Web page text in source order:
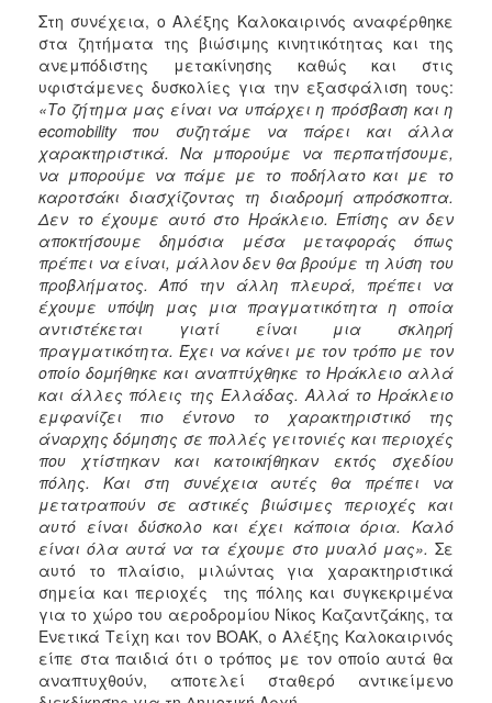
Στη συνέχεια, ο Αλέξης Καλοκαιρινός αναφέρθηκε
στα ζητήματα της βιώσιμης κινητικότητας και της
ανεμπόδιστης μετακίνησης καθώς και στις
υφιστάμενες δυσκολίες για την εξασφάλιση τους:
«Το ζήτημα μας είναι να υπάρχει η πρόσβαση και η
ecomobility που συζητάμε να πάρει και άλλα
χαρακτηριστικά. Να μπορούμε να περπατήσουμε,
να μπορούμε να πάμε με το ποδήλατο και με το
καροτσάκι διασχίζοντας τη διαδρομή απρόσκοπτα.
Δεν το έχουμε αυτό στο Ηράκλειο. Επίσης αν δεν
αποκτήσουμε δημόσια μέσα μεταφοράς όπως
πρέπει να είναι, μάλλον δεν θα βρούμε τη λύση του
προβλήματος. Από την άλλη πλευρά, πρέπει να
έχουμε υπόψη μας μια πραγματικότητα η οποία
αντιστέκεται γιατί είναι μια σκληρή
πραγματικότητα. Έχει να κάνει με τον τρόπο με τον
οποίο δομήθηκε και αναπτύχθηκε το Ηράκλειο αλλά
και άλλες πόλεις της Ελλάδας. Αλλά το Ηράκλειο
εμφανίζει πιο έντονο το χαρακτηριστικό της
άναρχης δόμησης σε πολλές γειτονιές και περιοχές
που χτίστηκαν και κατοικήθηκαν εκτός σχεδίου
πόλης. Και στη συνέχεια αυτές θα πρέπει να
μετατραπούν σε αστικές βιώσιμες περιοχές και
αυτό είναι δύσκολο και έχει κάποια όρια. Καλό
είναι όλα αυτά να τα έχουμε στο μυαλό μας». Σε
αυτό το πλαίσιο, μιλώντας για χαρακτηριστικά
σημεία και περιοχές της πόλης και συγκεκριμένα
για το χώρο του αεροδρομίου Νίκος Καζαντζάκης, τα
Ενετικά Τείχη και τον ΒΟΑΚ, ο Αλέξης Καλοκαιρινός
είπε στα παιδιά ότι ο τρόπος με τον οποίο αυτά θα
αναπτυχθούν, αποτελεί σταθερό αντικείμενο